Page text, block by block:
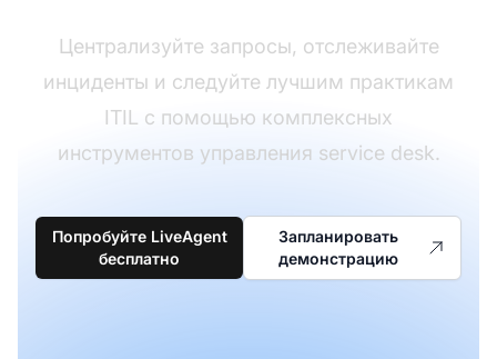
Централизуйте запросы, отслеживайте
инциденты и следуйте лучшим практикам
ITIL с помощью комплексных
инструментов управления service desk.
Попробуйте LiveAgent
бесплатно
Запланировать
демонстрацию